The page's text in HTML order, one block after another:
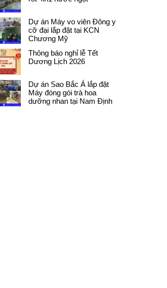
Dự án Máy vo viên Đông y
cỡ đại lắp đặt tại KCN
Chương Mỹ
Thông báo nghỉ lễ Tết
Dương Lịch 2026
Dự án Sao Bắc Á lắp đặt
Máy đóng gói trà hoa
dưỡng nhan tại Nam Định